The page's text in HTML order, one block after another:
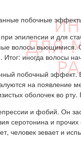
побочные
эпилепсии и для
волосы вьющимися.
иногда волосы
побочный эффект.
на появление
оболочек во
и фобий. Он
серотонина и
человек зевает и